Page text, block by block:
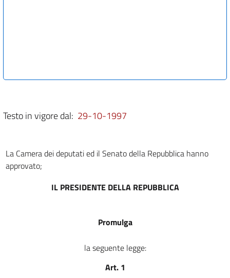
Testo in vigore dal: 29-10-1997
La Camera dei deputati ed il Senato della Repubblica hanno
approvato;
IL PRESIDENTE DELLA REPUBBLICA
Promulga
la seguente legge:
Art. 1